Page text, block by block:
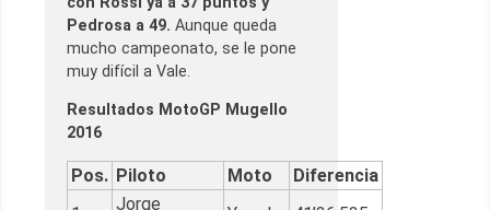
Pedrosa a 49. Aunque queda
mucho campeonato, se le pone
muy difícil a Vale.
Resultados MotoGP Mugello
2016
Pos. Piloto Moto
Diferencia
Jorge